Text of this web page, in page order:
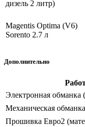
дизель 2 литр)
Magentis Optima (V6)
Sorento 2.7 л
Дополнительно
Электронная обманка
Механическая
Прошивка Евро2